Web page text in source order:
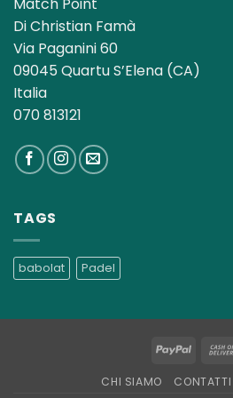
Match Point
Di Christian Famà
Via Paganini 60
09045 Quartu S’Elena (CA)
Italia
070 813121
TAGS
babolat Padel
PayPal
CHI SIAMO CONTATTI